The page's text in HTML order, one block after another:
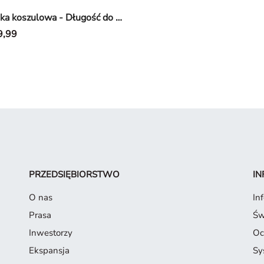
sukienka koszulowa - Długość do uda - Jasnoniebieski
PRZEDSIĘBIORSTWO
O nas
Prasa
Inwestorzy
Ekspansja